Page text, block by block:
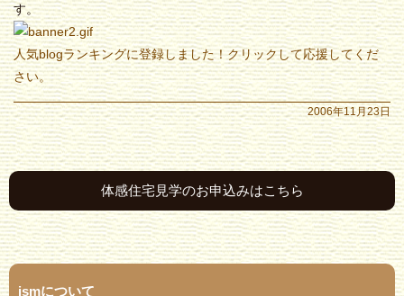
す。
人気blogランキングに登録しました！クリックして応援してくだ
さい。
2006年11月23日
体感住宅見学のお申込みはこちら
ismについて